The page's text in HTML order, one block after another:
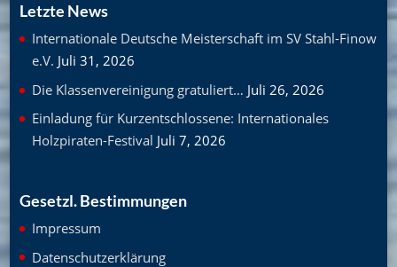
Letzte News
Internationale Deutsche Meisterschaft im SV Stahl-Finow
e.V. Juli 31, 2026
Die Klassenvereinigung gratuliert… Juli 26, 2026
Einladung für Kurzentschlossene: Internationales
Holzpiraten-Festival Juli 7, 2026
Gesetzl. Bestimmungen
Impressum
Datenschutzerklärung